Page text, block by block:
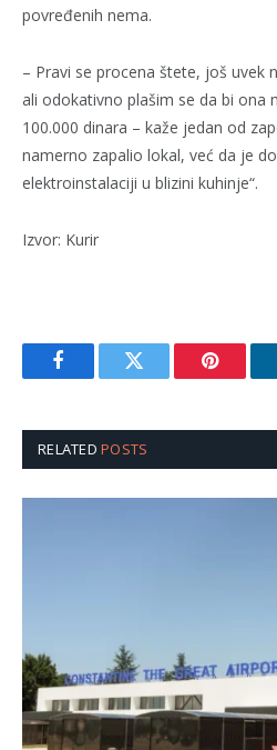
povređenih nema.
– Pravi se procena štete, još uvek
ali odokativno plašim se da bi ona
100.000 dinara – kaže jedan od
namerno zapalio lokal, već da je
elektroinstalaciji u blizini kuhinje“.
Izvor: Kurir
FacebookTwitter
RELATEDPOSTS